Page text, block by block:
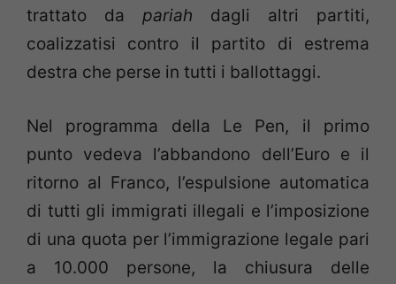
trattato da pariah dagli altri partiti,
coalizzatisi contro il partito di estrema
destra che perse in tutti i ballottaggi.
Nel programma della Le Pen, il primo
punto vedeva l’abbandono dell’Euro e il
ritorno al Franco, l’espulsione automatica
di tutti gli immigrati illegali e l’imposizione
di una quota per l’immigrazione legale pari
a 10.000 persone, la chiusura delle